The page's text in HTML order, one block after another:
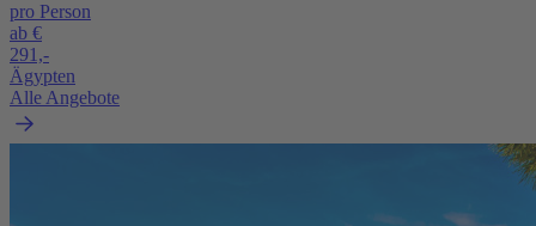
pro Person
ab €
291,-
Ägypten
Alle Angebote